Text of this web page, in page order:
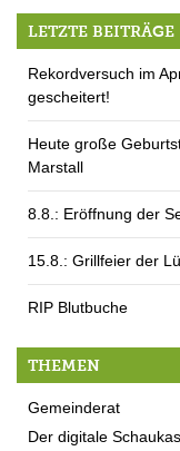
LETZTE BEITRÄGE
Rekordversuch im
gescheitert!
Heute große
Marstall
8.8.: Eröffnung der
15.8.: Grillfeier der
RIP Blutbuche
THEMEN
Gemeinderat
Der digitale